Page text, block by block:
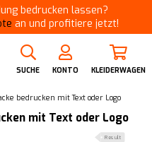
bedrucken lassen?
an und profitiere jetzt!
SUCHE KONTO KLEIDERWAGEN
bedrucken mit Text oder Logo
mit Text oder Logo
Result